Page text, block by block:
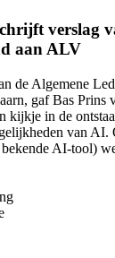
verslag
aan ALV
de Algemene
gaf Bas Prins
kijkje in de
van AI.
AI-tool)